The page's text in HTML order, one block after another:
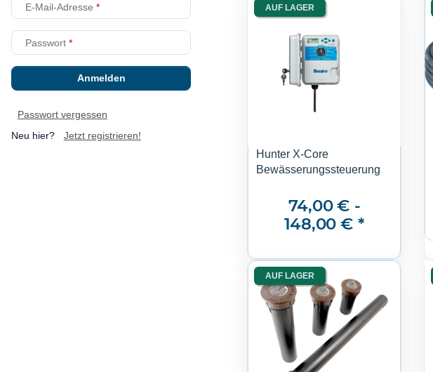
AUF LAGER
Hunter X-Core
Bewässerungssteuerung
74,00 € -
148,00 € *
AUF LAGER
E-Mail-Adresse
Passwort
Anmelden
Passwort vergessen
Neu hier?
Jetzt registrieren!